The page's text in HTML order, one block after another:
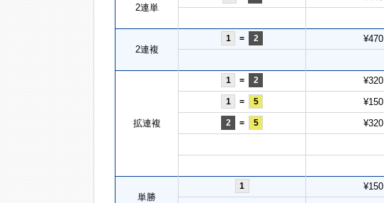
2連単
2連複
1 = 2 ¥470
拡連複
1 = 2 ¥320
1 = 5 ¥150
2 = 5 ¥320
単勝
1 ¥150